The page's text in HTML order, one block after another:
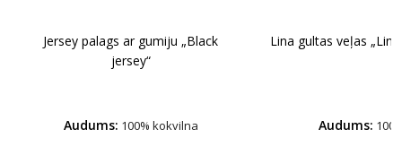
Jersey palags ar gumiju „Black
jersey“
Audums: 100% kokvilna
Lina gultas veļas
Audums: